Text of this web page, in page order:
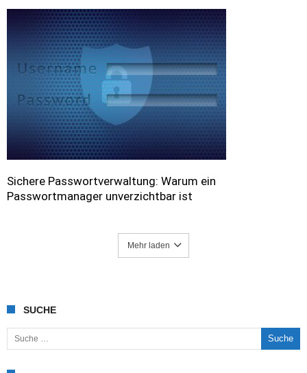
Sichere Passwortverwaltung: Warum ein
Passwortmanager unverzichtbar ist
Mehr laden
SUCHE
Suche nach: